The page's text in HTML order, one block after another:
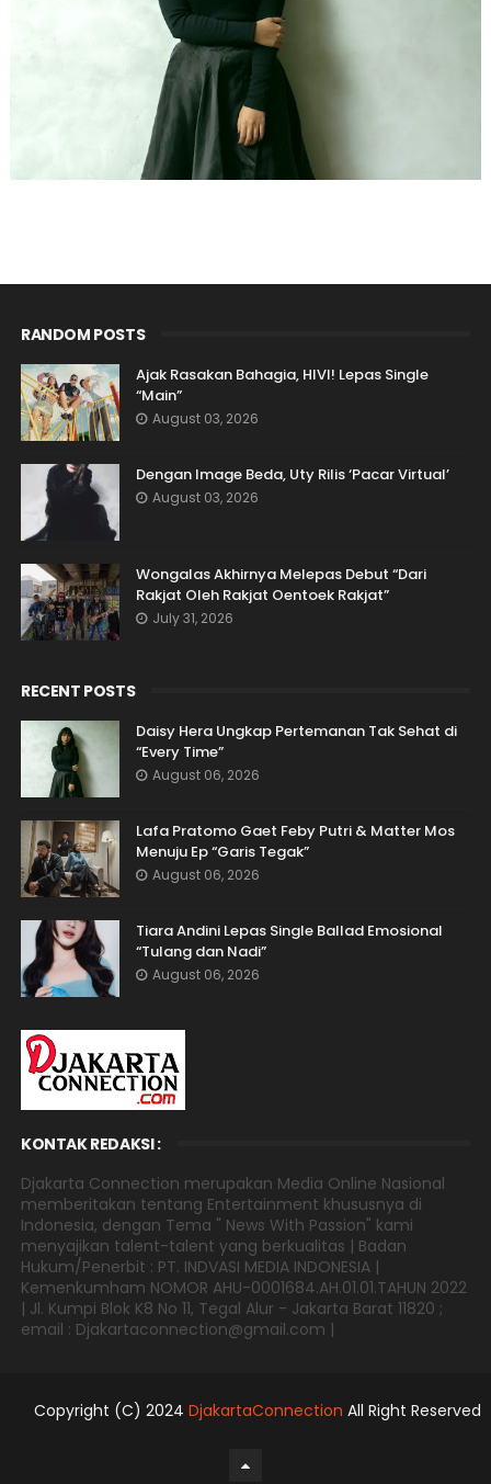
RANDOM POSTS
Ajak Rasakan Bahagia, HIVI! Lepas Single
“Main”
August 03, 2026
Dengan Image Beda, Uty Rilis ‘Pacar Virtual’
August 03, 2026
Wongalas Akhirnya Melepas Debut “Dari
Rakjat Oleh Rakjat Oentoek Rakjat”
July 31, 2026
RECENT POSTS
Daisy Hera Ungkap Pertemanan Tak Sehat di
“Every Time”
August 06, 2026
Lafa Pratomo Gaet Feby Putri & Matter Mos
Menuju Ep “Garis Tegak”
August 06, 2026
Tiara Andini Lepas Single Ballad Emosional
“Tulang dan Nadi”
August 06, 2026
KONTAK REDAKSI :
Djakarta Connection merupakan Media Online Nasional
memberitakan tentang Entertainment khususnya di
Indonesia, dengan Tema " News With Passion" kami
menyajikan talent-talent yang berkualitas | Badan
Hukum/Penerbit : PT. INDVASI MEDIA INDONESIA |
Kemenkumham NOMOR AHU-0001684.AH.01.01.TAHUN 2022
| Jl. Kumpi Blok K8 No 11, Tegal Alur - Jakarta Barat 11820 ;
email : Djakartaconnection@gmail.com |
Copyright (C) 2024DjakartaConnection All Right Reserved